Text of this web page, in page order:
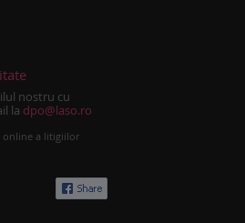
nostru cu
la dpo@laso.ro
online a litigiilor